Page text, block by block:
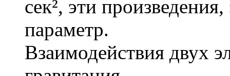
сек², эти
параметр.
Взаимодействия двух